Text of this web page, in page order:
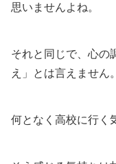
思いませんよね。
それと同じで、心の
え」とは言えません。
何となく高校に行く